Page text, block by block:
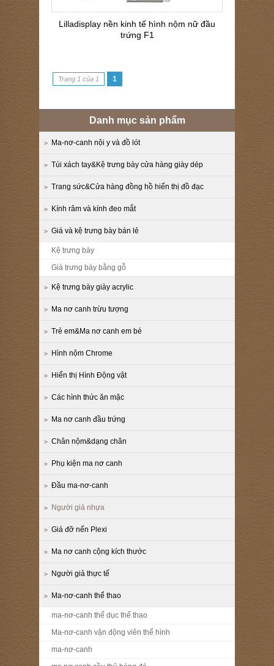
Lilladisplay nền kinh tế hình nộm nữ đầu
trứng F1
Trang 1 của 1 1
Danh mục sản phẩm
Ma-nơ-canh nội y và đồ lót
Túi xách tay&Kệ trưng bày cửa hàng giày dép
Trang sức&Cửa hàng đồng hồ hiển thị đồ đạc
Kính râm và kính đeo mắt
Giá và kệ trưng bày bán lẻ
Kệ trưng bày
Giá trưng bày bằng gỗ
Kệ trưng bày giày acrylic
Ma nơ canh trừu tượng
Trẻ em&Ma nơ canh em bé
Hình nộm Chrome
Hiển thị Hình Động vật
Các hình thức ăn mặc
Ma nơ canh đầu trứng
Chân nộm&dạng chân
Phụ kiện ma nơ canh
Đầu ma-nơ-canh
Người giả nhựa
Giá đỡ nến Plexi
Ma nơ canh cộng kích thước
Người giả thực tế
Ma-nơ-canh thể thao
ma-nơ-canh thể dục thể thao
Ma-nơ-canh vận động viên thể hình
ma-nơ-canh